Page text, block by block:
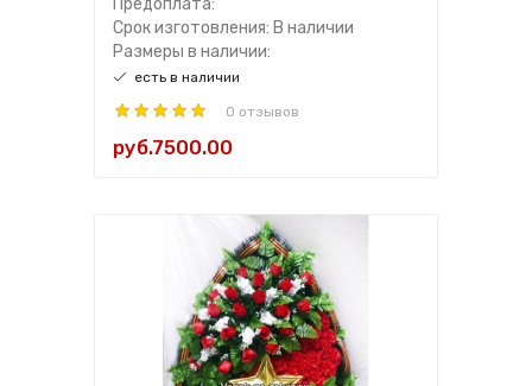
Предоплата:
Срок изготовления: В наличии
Размеры в наличии:
есть в наличии
0 отзывов
руб.7500.00